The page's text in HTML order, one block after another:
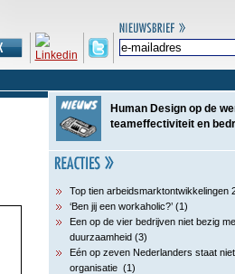
Human Design op de
teameffectiviteit en
Top tien arbeidsmarktontwikkelingen
‘Ben jij een workaholic?’ (1)
Een op de vier bedrijven niet bezig
duurzaamheid (3)
Eén op zeven Nederlanders staat
organisatie (1)